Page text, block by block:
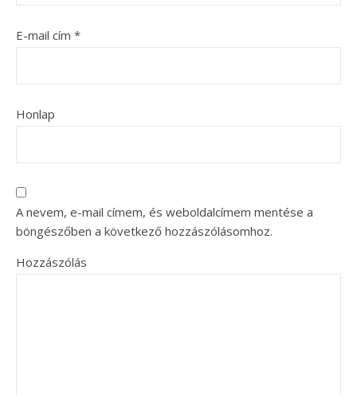
E-mail cím *
Honlap
A nevem, e-mail címem, és weboldalcímem mentése a
böngészőben a következő hozzászólásomhoz.
Hozzászólás